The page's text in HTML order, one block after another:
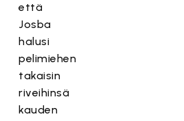
että
Josba
halusi
pelimiehen
takaisin
riveihinsä
kauden